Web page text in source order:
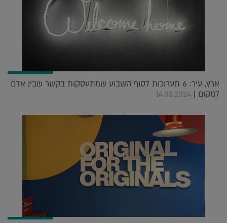
ארץ, עיר: 6 תערוכות לסוף השבוע שמתעסקות בקשר שבין אדם
למקום | 14.03.2024